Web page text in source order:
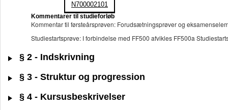
N700002101
Kommentarer til studieforløb
Kommentar til førsteårsprøven: Forudsætningsprøver og
Studiestartsprøve: I forbindelse med FF500 afvikles FF500a
§ 2 - Indskrivning
§ 3 - Struktur og progression
§ 4 - Kursusbeskrivelser